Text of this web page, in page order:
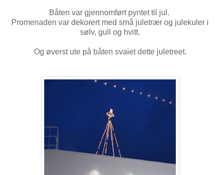
Båten var gjennomført pyntet til jul.
Promenaden var dekorert med små juletrær og julekuler i
sølv, gull og hvitt.
Og øverst ute på båten svaiet dette juletreet.